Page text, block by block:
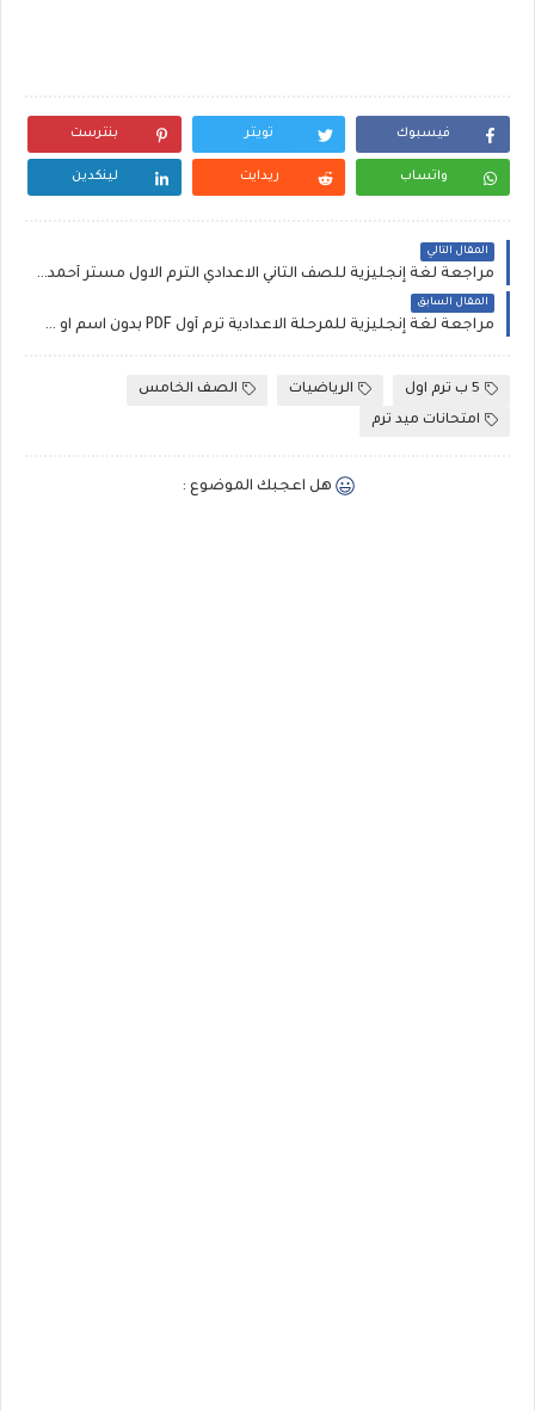
فيسبوك تويتر بنترست
واتساب ريدايت لينكدين
المقال التالي
مراجعة لغة إنجليزية للصف الثاني الاعدادي الترم الاول مستر أحمد مسعود، مراجعة عامة على المنهج كاملا pdf
المقال السابق
مراجعة لغة إنجليزية للمرحلة الاعدادية ترم أول PDF بدون اسم او علامة مائية د محمد شوقي النجار
5 ب ترم اول الرياضيات
الصف الخامس
امتحانات ميد ترم
هل اعجبك الموضوع :